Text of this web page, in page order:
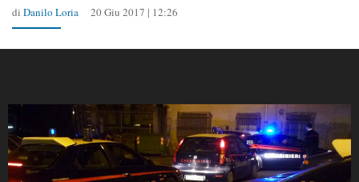
di Danilo Loria 20 Giu 2017 | 12:26